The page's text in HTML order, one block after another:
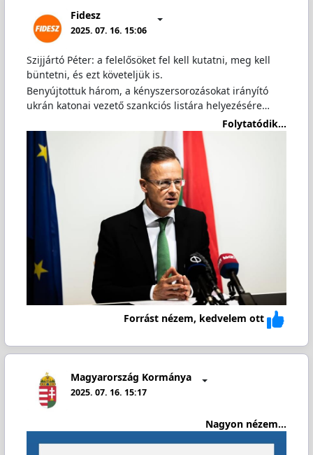
Fidesz
2025. 07. 16. 15:06
Szijjártó Péter: a felelősöket fel kell kutatni, meg kell
büntetni, és ezt követeljük is.
Benyújtottuk három, a kényszersorozásokat irányító
ukrán katonai vezető szankciós listára helyezésére…
Folytatódik...
Forrást nézem, kedvelem ott
Magyarország Kormánya
2025. 07. 16. 15:17
Nagyon nézem...